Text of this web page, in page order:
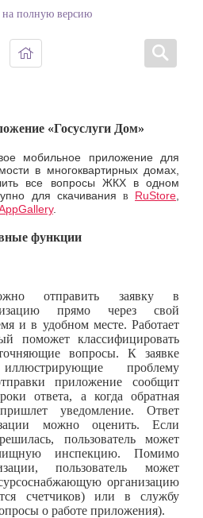
на полную версию
«Госуслуги Дом»
мобильное приложение для
в многоквартирных домах,
все вопросы ЖКХ в одном
для скачивания в RuStore
.
функции
отправить заявку в
прямо через свой
и в удобном месте. Работает
поможет классифицировать
вопросы. К заявке
проблему
приложение сообщит
ответа, а когда обратная
уведомление. Ответ
можно оценить. Если
пользователь может
инспекцию. Помимо
пользователь может
организацию
счетчиков) или в службу
о работе приложения).